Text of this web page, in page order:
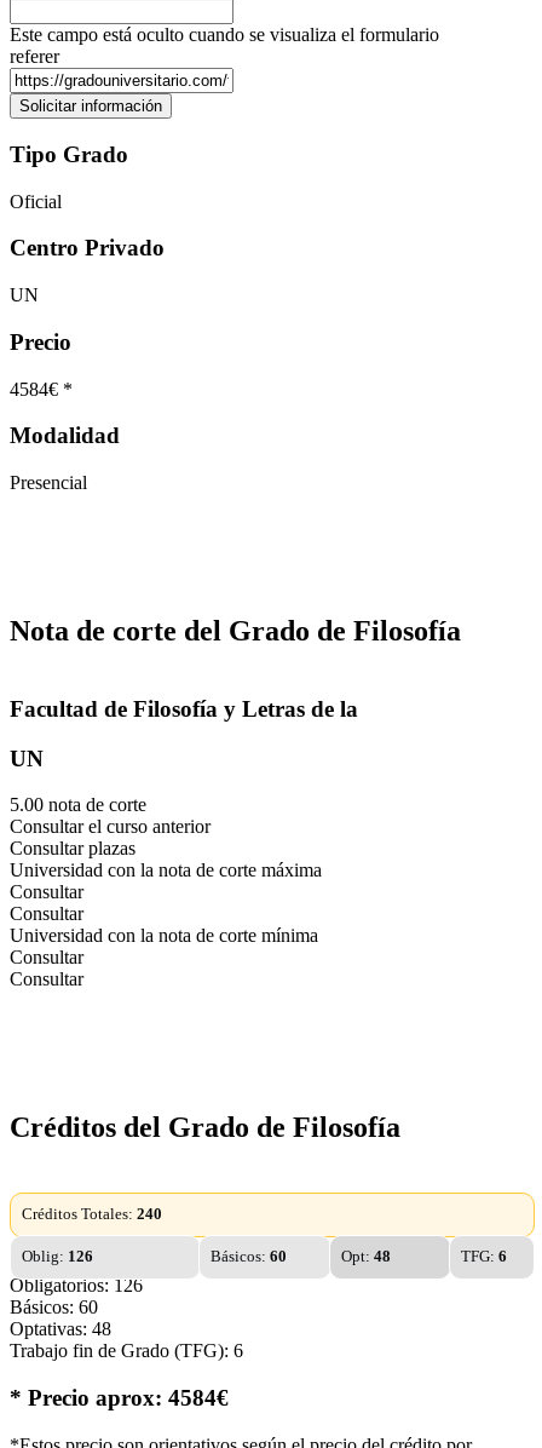
Este campo está oculto cuando se visualiza el formulario
referer
Tipo Grado
Oficial
Centro Privado
UN
Precio
4584€ *
Modalidad
Presencial
Nota de corte del Grado de Filosofía
Facultad de Filosofía y Letras de la
UN
5.00 nota de corte
Consultar el curso anterior
Consultar plazas
Universidad con la nota de corte máxima
Consultar
Consultar
Universidad con la nota de corte mínima
Consultar
Consultar
Créditos del Grado de Filosofía
Créditos Totales: 240
Oblig: 126 Básicos: 60 Opt: 48 TFG: 6
Obligatorios: 126
Básicos: 60
Optativas: 48
Trabajo fin de Grado (TFG): 6
* Precio aprox: 4584€